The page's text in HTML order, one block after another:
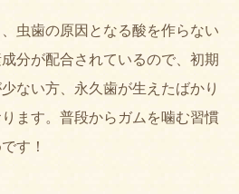
虫歯の原因となる酸を作らない
分が配合されているので、初期
ない方、永久歯が生えたばかり
ます。普段からガムを噛む習慣
す！